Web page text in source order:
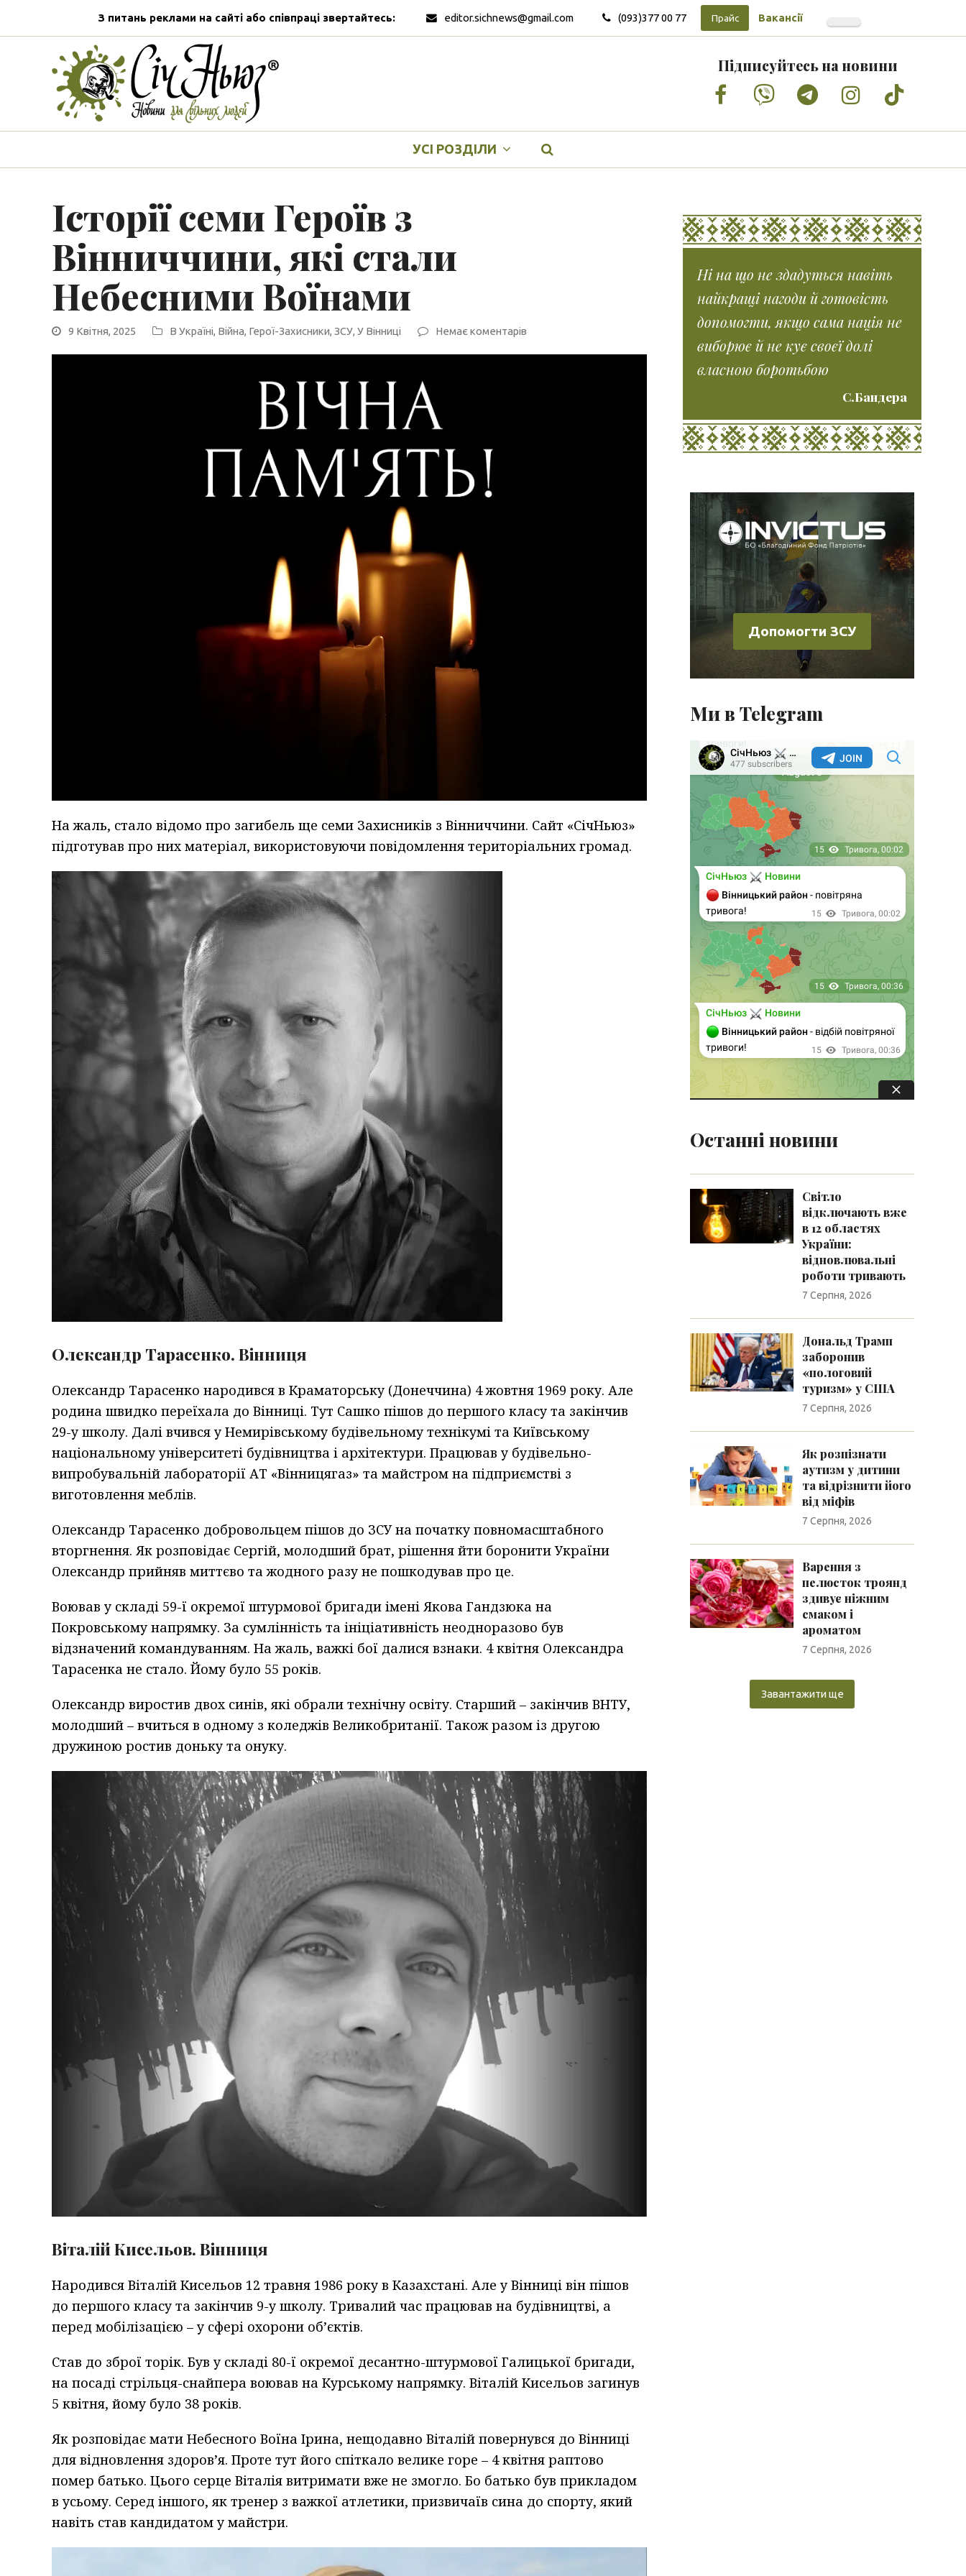
З питань реклами на сайті або співпраці звертайтесь: editor.sichnews@gmail.com (093)377 00 77 Прайс Вакансії
Підписуйтесь на новини
Facebook
VimeoTumblrInstagram
Tiktok
УСІ РОЗДІЛИ
Історії семи Героїв з
Вінниччини, які стали
Небесними Воїнами
9 Квітня, 2025 В Україні, Війна, Герої-Захисники, ЗСУ, У Вінниці Немає коментарів
На жаль, стало відомо про загибель ще семи Захисників з Вінниччини. Сайт «СічНьюз»
підготував про них матеріал, використовуючи повідомлення територіальних громад.
Олександр Тарасенко. Вінниця
Олександр Тарасенко народився в Краматорську (Донеччина) 4 жовтня 1969 року. Але
родина швидко переїхала до Вінниці. Тут Сашко пішов до першого класу та закінчив
29-у школу. Далі вчився у Немирівському будівельному технікумі та Київському
національному університеті будівництва і архітектури. Працював у будівельно-
випробувальній лабораторії АТ «Вінницягаз» та майстром на підприємстві з
виготовлення меблів.
Олександр Тарасенко добровольцем пішов до ЗСУ на початку повномасштабного
вторгнення. Як розповідає Сергій, молодший брат, рішення йти боронити України
Олександр прийняв миттєво та жодного разу не пошкодував про це.
Воював у складі 59-ї окремої штурмової бригади імені Якова Гандзюка на
Покровському напрямку. За сумлінність та ініціативність неодноразово був
відзначений командуванням. На жаль, важкі бої далися взнаки. 4 квітня Олександра
Тарасенка не стало. Йому було 55 років.
Олександр виростив двох синів, які обрали технічну освіту. Старший – закінчив ВНТУ,
молодший – вчиться в одному з коледжів Великобританії. Також разом із другою
дружиною ростив доньку та онуку.
Віталій Кисельов. Вінниця
Народився Віталій Кисельов 12 травня 1986 року в Казахстані. Але у Вінниці він пішов
до першого класу та закінчив 9-у школу. Тривалий час працював на будівництві, а
перед мобілізацією – у сфері охорони об’єктів.
Став до зброї торік. Був у складі 80-ї окремої десантно-штурмової Галицької бригади,
на посаді стрільця-снайпера воював на Курському напрямку. Віталій Кисельов загинув
5 квітня, йому було 38 років.
Як розповідає мати Небесного Воїна Ірина, нещодавно Віталій повернувся до Вінниці
для відновлення здоров’я. Проте тут його спіткало велике горе – 4 квітня раптово
помер батько. Цього серце Віталія витримати вже не змогло. Бо батько був прикладом
в усьому. Серед іншого, як тренер з важкої атлетики, призвичаїв сина до спорту, який
навіть став кандидатом у майстри.
Ні на що не здадуться навіть
найкращі нагоди й готовість
допомогти, якщо сама нація не
виборює й не кує своєї долі
власною боротьбою
С.Бандера
Допомогти ЗСУ
Ми в Telegram
Останні новини
Світло
відключають вже
в 12 областях
України:
відновлювальні
роботи тривають
7 Серпня, 2026
Дональд Трамп
заборонив
«пологовий
туризм» у США
7 Серпня, 2026
Як розпізнати
аутизм у дитини
та відрізнити його
від міфів
7 Серпня, 2026
Варення з
пелюсток троянд
здивує ніжним
смаком і
ароматом
7 Серпня, 2026
Завантажити ще